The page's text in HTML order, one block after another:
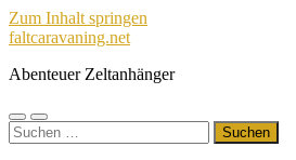
Zum Inhalt springen
faltcaravaning.net
Abenteuer Zeltanhänger
Mobile-
Menü
Suchfeld
ein-/ausblenden
Suchen
nach: